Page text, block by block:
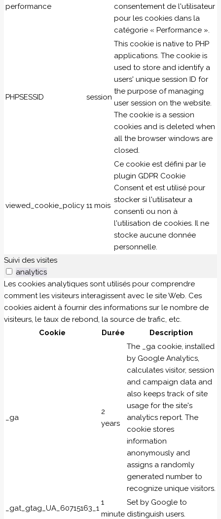
performance
consentement de l'utilisateur
pour les cookies dans la
catégorie « Performance ».
PHPSESSID session
This cookie is native to PHP
applications. The cookie is
used to store and identify a
users' unique session ID for
the purpose of managing
user session on the website.
The cookie is a session
cookies and is deleted when
all the browser windows are
closed.
viewed_cookie_policy 11 mois
Ce cookie est défini par le
plugin GDPR Cookie
Consent et est utilisé pour
stocker si l'utilisateur a
consenti ou non à
l'utilisation de cookies. Il ne
stocke aucune donnée
personnelle.
Suivi des visites
analytics
Les cookies analytiques sont utilisés pour comprendre
comment les visiteurs interagissent avec le site Web. Ces
cookies aident à fournir des informations sur le nombre de
visiteurs, le taux de rebond, la source de trafic, etc.
Cookie
Durée Description
_ga
2
years
The _ga cookie, installed
by Google Analytics,
calculates visitor, session
and campaign data and
also keeps track of site
usage for the site's
analytics report. The
cookie stores
information
anonymously and
assigns a randomly
generated number to
recognize unique visitors.
_gat_gtag_UA_60715163_1
1
minute
Set by Google to
distinguish users.